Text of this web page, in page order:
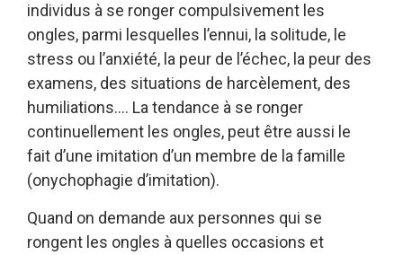
individus à se ronger compulsivement les
ongles, parmi lesquelles l’ennui, la solitude, le
stress ou l’anxiété, la peur de l’échec, la peur des
examens, des situations de harcèlement, des
humiliations…. La tendance à se ronger
continuellement les ongles, peut être aussi le
fait d’une imitation d’un membre de la famille
(onychophagie d’imitation).
Quand on demande aux personnes qui se
rongent les ongles à quelles occasions et